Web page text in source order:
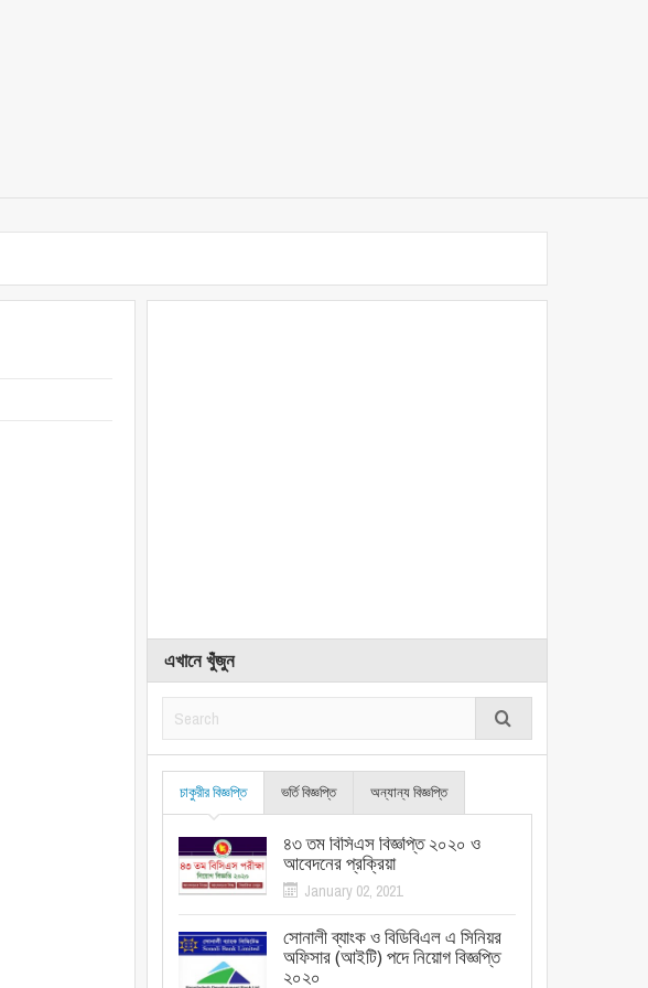
এখানে খুঁজুন
চাকুরীর বিজ্ঞপ্তি ভর্তি বিজ্ঞপ্তি অন্যান্য বিজ্ঞপ্তি
৪৩ তম বিসিএস বিজ্ঞপ্তি ২০২০ ও
আবেদনের প্রক্রিয়া
January 02, 2021
সোনালী ব্যাংক ও বিডিবিএল এ সিনিয়র
অফিসার (আইটি) পদে নিয়োগ বিজ্ঞপ্তি
২০২০